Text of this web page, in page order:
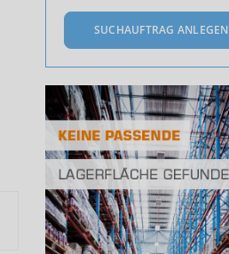
SUCHAUFTRAG ANLEGEN